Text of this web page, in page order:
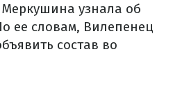
Меркушина узнала об
ее словам, Вилепенец
состав во